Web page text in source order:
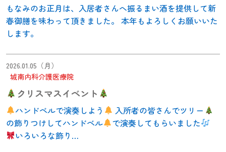
もなみのお正月は、入居者さんへ振るまい酒を提供して新
春御膳を味わって頂きました。 本年もよろしくお願いいた
します。
2026.01.05（月）
城南内科介護医療院
クリスマスイベント
ハンドベルで演奏しよう
入所者の皆さんでツリー
の飾りつけしてハンドベル
で演奏してもらいました
いろいろな飾り…